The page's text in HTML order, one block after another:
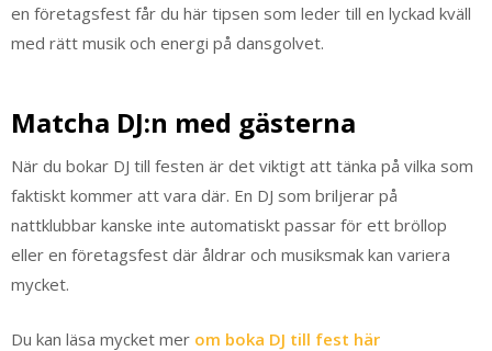
en företagsfest får du här tipsen som leder till en lyckad kväll
med rätt musik och energi på dansgolvet.
Matcha DJ:n med gästerna
När du bokar DJ till festen är det viktigt att tänka på vilka som
faktiskt kommer att vara där. En DJ som briljerar på
nattklubbar kanske inte automatiskt passar för ett bröllop
eller en företagsfest där åldrar och musiksmak kan variera
mycket.
Du kan läsa mycket mer om boka DJ till fest här